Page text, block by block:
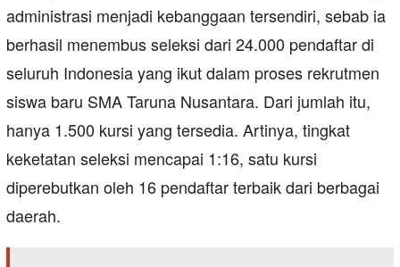
administrasi menjadi kebanggaan tersendiri, sebab ia
berhasil menembus seleksi dari 24.000 pendaftar di
seluruh Indonesia yang ikut dalam proses rekrutmen
siswa baru SMA Taruna Nusantara. Dari jumlah itu,
hanya 1.500 kursi yang tersedia. Artinya, tingkat
keketatan seleksi mencapai 1:16, satu kursi
diperebutkan oleh 16 pendaftar terbaik dari berbagai
daerah.